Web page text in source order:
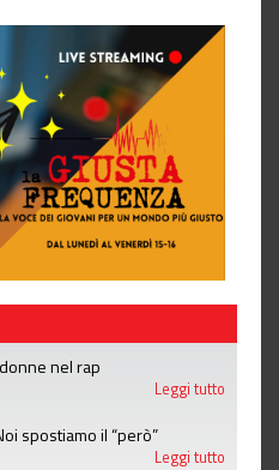
nel rap
Leggi tutto
spostiamo il “però”
Leggi tutto